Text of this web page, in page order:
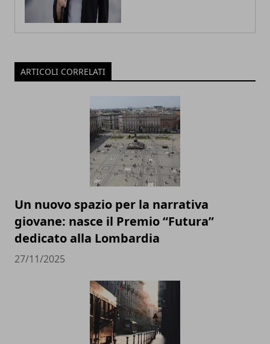
ARTICOLI CORRELATI
Un nuovo spazio per la narrativa
giovane: nasce il Premio “Futura”
dedicato alla Lombardia
27/11/2025